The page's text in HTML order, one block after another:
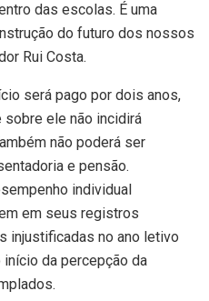
das escolas. É uma
do futuro dos nossos
Rui Costa.
será pago por dois anos,
ele não incidirá
não poderá ser
e pensão.
individual
em seus registros
injustificadas no ano letivo
da percepção da